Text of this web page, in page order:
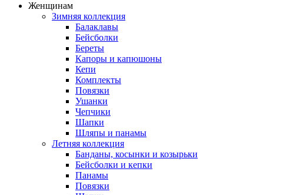
Женщинам
Зимняя коллекция
Балаклавы
Бейсболки
Береты
Капоры и капюшоны
Кепи
Комплекты
Повязки
Ушанки
Чепчики
Шапки
Шляпы и панамы
Летняя коллекция
Банданы, косынки и козырьки
Бейсболки и кепки
Панамы
Повязки